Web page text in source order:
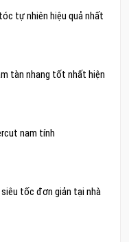
tự nhiên hiệu quả nhất
tàn nhang tốt nhất hiện
nam tính
tốc đơn giản tại nhà